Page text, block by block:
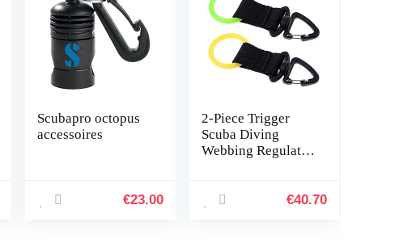
Scubapro octopus
accessoires
€23.00
2-Piece Trigger
Scuba Diving
Webbing Regulator
Retainer Good
€40.70